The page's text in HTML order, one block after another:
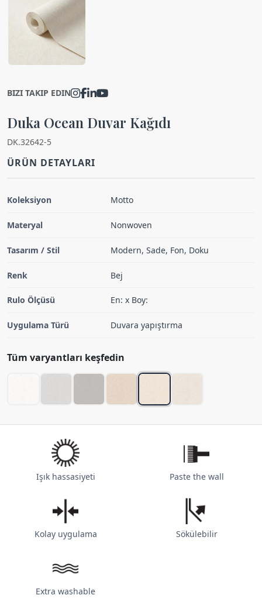
BIZI TAKIP EDIN
Duka Ocean Duvar Kağıdı
DK.32642-5
ÜRÜN DETAYLARI
Koleksiyon Motto
Materyal Nonwoven
Tasarım / Stil Modern, Sade, Fon, Doku
Renk Bej
Rulo Ölçüsü En: x Boy:
Uygulama Türü Duvara yapıştırma
Tüm varyantları keşfedin
Işık hassasiyeti Paste the wall
Kolay uygulama Sökülebilir
Extra washable